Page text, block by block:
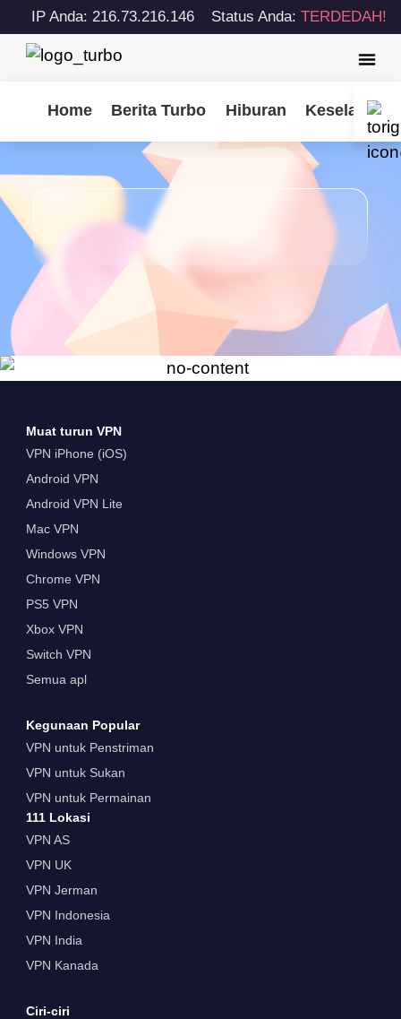
IP Anda: 216.73.216.146 Status Anda:TERDEDAH!
Home Berita Turbo Hiburan
Muat turun VPN
VPN iPhone (iOS)
Android VPN
Android VPN Lite
Mac VPN
Windows VPN
Chrome VPN
PS5 VPN
Xbox VPN
Switch VPN
Semua apl
Kegunaan Popular
VPN untuk Penstriman
VPN untuk Sukan
VPN untuk Permainan
111 Lokasi
VPN AS
VPN UK
VPN Jerman
VPN Indonesia
VPN India
VPN Kanada
Ciri-ciri